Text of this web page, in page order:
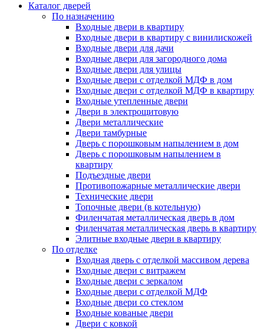
Каталог дверей
По назначению
Входные двери в квартиру
Входные двери в квартиру с винилискожей
Входные двери для дачи
Входные двери для загородного дома
Входные двери для улицы
Входные двери с отделкой МДФ в дом
Входные двери с отделкой МДФ в квартиру
Входные утепленные двери
Двери в электрощитовую
Двери металлические
Двери тамбурные
Дверь с порошковым напылением в дом
Дверь с порошковым напылением в
квартиру
Подъездные двери
Противопожарные металлические двери
Технические двери
Топочные двери (в котельную)
Филенчатая металлическая дверь в дом
Филенчатая металлическая дверь в квартиру
Элитные входные двери в квартиру
По отделке
Входная дверь с отделкой массивом дерева
Входные двери с витражем
Входные двери с зеркалом
Входные двери с отделкой МДФ
Входные двери со стеклом
Входные кованые двери
Двери с ковкой